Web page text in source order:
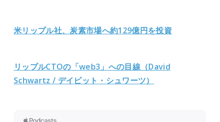
米リップル社、炭素市場へ約129億円を投資
リップルCTOの「web3」への目線（David
Schwartz / デイビット・シュワーツ）